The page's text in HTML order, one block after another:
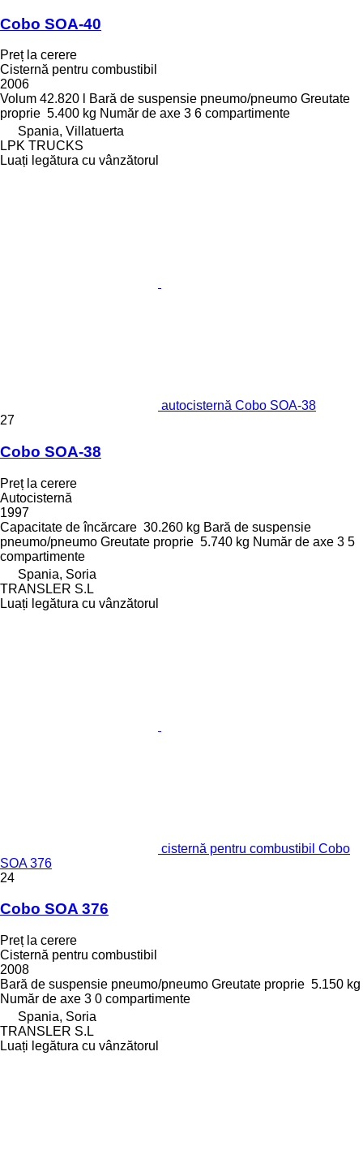
Cobo SOA-40
Preț la cerere
Cisternă pentru combustibil
2006
Volum 42.820 l Bară de suspensie pneumo/pneumo Greutate
proprie 5.400 kg Număr de axe 3 6 compartimente
Spania, Villatuerta
LPK TRUCKS
Luați legătura cu vânzătorul
autocisternă Cobo SOA-38
27
Cobo SOA-38
Preț la cerere
Autocisternă
1997
Capacitate de încărcare 30.260 kg Bară de suspensie
pneumo/pneumo Greutate proprie 5.740 kg Număr de axe 3 5
compartimente
Spania, Soria
TRANSLER S.L
Luați legătura cu vânzătorul
cisternă pentru combustibil Cobo
SOA 376
24
Cobo SOA 376
Preț la cerere
Cisternă pentru combustibil
2008
Bară de suspensie pneumo/pneumo Greutate proprie 5.150 kg
Număr de axe 3 0 compartimente
Spania, Soria
TRANSLER S.L
Luați legătura cu vânzătorul